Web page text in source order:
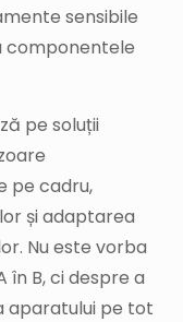
sensibile
componentele
pe soluții
pe cadru,
și adaptarea
Nu este vorba
în B, ci despre a
aparatului pe tot